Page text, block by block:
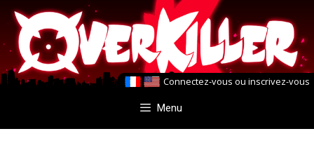
Aller
au
contenu
Aller
au
contenu
Connectez-vous ou inscrivez-vous
Menu